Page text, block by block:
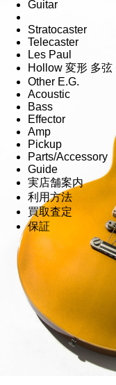
Guitar
Stratocaster
Telecaster
Les Paul
Hollow 変形 多弦
Other E.G.
Acoustic
Bass
Effector
Amp
Pickup
Parts/Accessory
Guide
実店舗案内
利用方法
買取査定
保証